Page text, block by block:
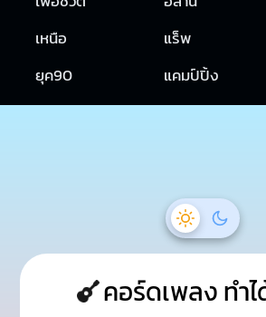
เหนือ
แร็พ
ยุค90
แคมป์ปิ้ง
คอร์ดเพลง ทำ